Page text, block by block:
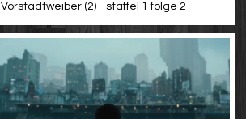
Vorstadtweiber (2) - staffel 1 folge 2